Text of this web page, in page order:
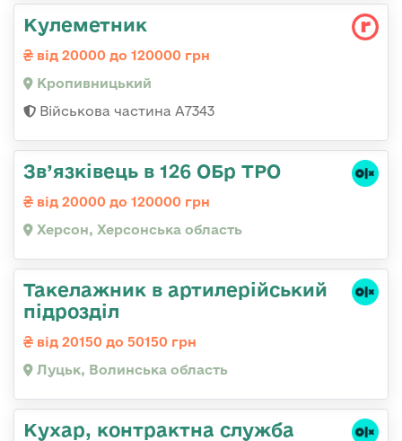
Кулеметник
від 20000 до 120000 грн
Кропивницький
Військова частина А7343
Зв’язківець в 126 ОБр ТРО
від 20000 до 120000 грн
Херсон, Херсонська область
Такелажник в артилерійський
підрозділ
від 20150 до 50150 грн
Луцьк, Волинська область
Кухар, контрактна служба